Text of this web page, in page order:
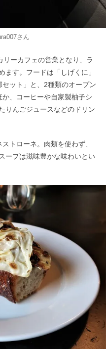
さん
ーカフェの営業となり、ラ
ます。フードは「しげくに」
ット」と、2種類のオープン
、コーヒーや自家製柚子シ
りんごジュースなどのドリン
トローネ。肉類を使わず、
ープは滋味豊かな味わいとい